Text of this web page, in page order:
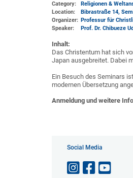
Category:
Religionen &
Location:
Bibrastraße 14,
Organizer: Professur für
Speaker:
Prof. Dr. Chibueze
Inhalt:
Das Christentum hat sich
Japan ausgebreitet. Dabei
Ein Besuch des Seminars
modernen Übersetzung
Anmeldung und weitere
Social Media